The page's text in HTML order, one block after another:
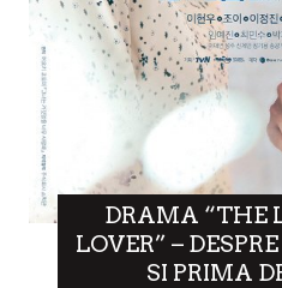
DRAMA “THE
LOVER” –
SI PRIMA